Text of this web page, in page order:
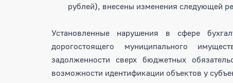
рублей), внесены изменения следующей
Установленные нарушения в сфере
дорогостоящего муниципального
задолженности сверх бюджетных
возможности идентификации объектов у